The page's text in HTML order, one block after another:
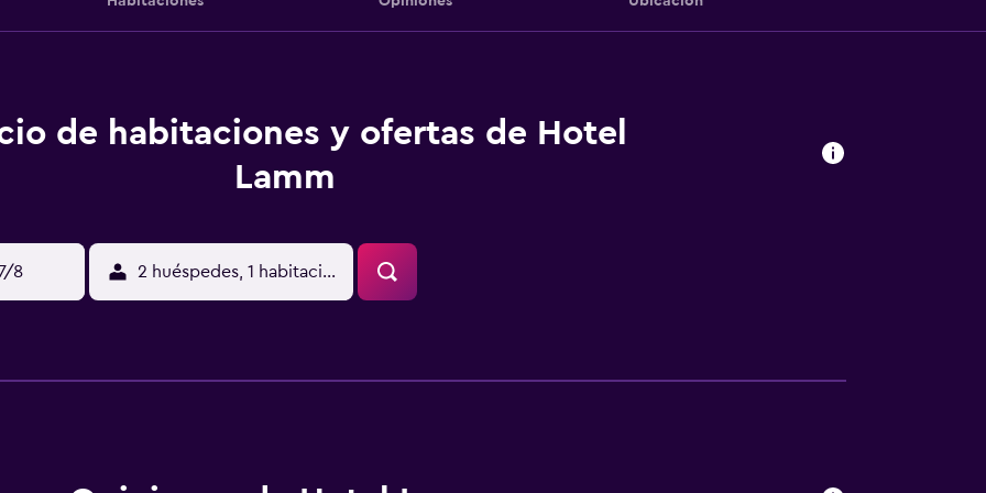
de habitaciones y ofertas de Hotel
Lamm
8 2 huéspedes, 1 habitación